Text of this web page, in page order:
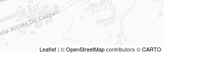
Leaflet | ©OpenStreetMapcontributors ©CARTO